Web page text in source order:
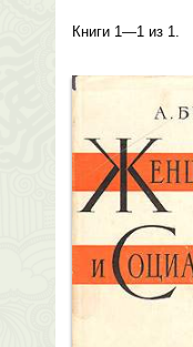
Книги 1—1 из 1.